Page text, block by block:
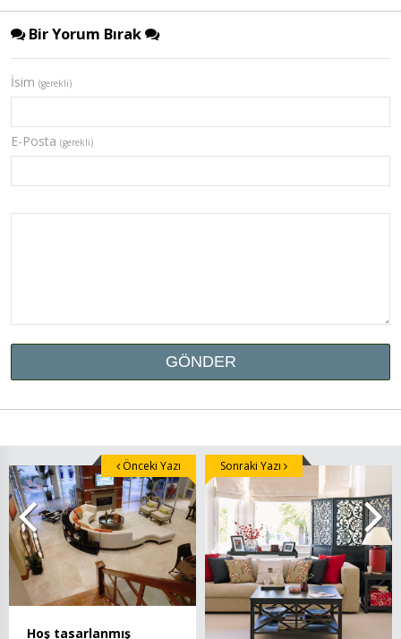
Bir Yorum Bırak
İsim (gerekli)
E-Posta (gerekli)
Hoş tasarlanmış
Önceki Yazı Sonraki Yazı